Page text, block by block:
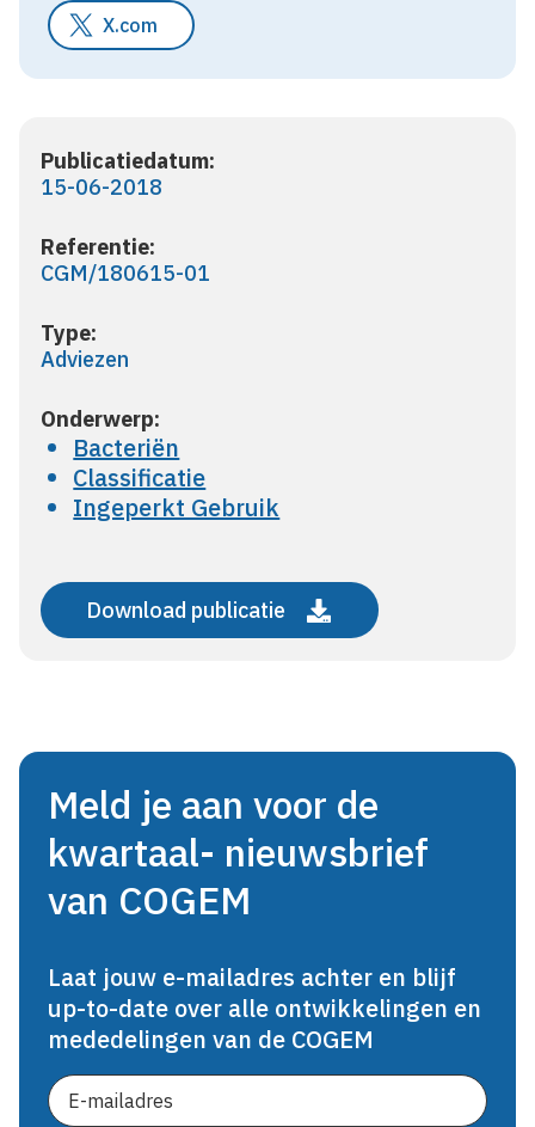
Publicatiedatum:
15-06-2018
Referentie:
CGM/180615-01
Type:
Adviezen
Onderwerp:
Bacteriën
Classificatie
Ingeperkt Gebruik
Download publicatie
X.com
Meld je aan voor de
kwartaal- nieuwsbrief
van COGEM
Laat jouw e-mailadres achter en blijf
up-to-date over alle ontwikkelingen en
mededelingen van de COGEM